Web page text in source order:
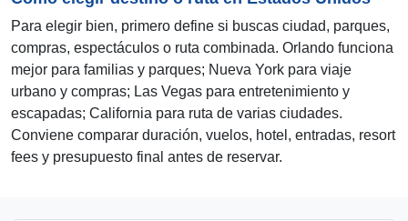
Para elegir bien, primero define si buscas ciudad, parques,
compras, espectáculos o ruta combinada. Orlando funciona
mejor para familias y parques; Nueva York para viaje
urbano y compras; Las Vegas para entretenimiento y
escapadas; California para ruta de varias ciudades.
Conviene comparar duración, vuelos, hotel, entradas, resort
fees y presupuesto final antes de reservar.